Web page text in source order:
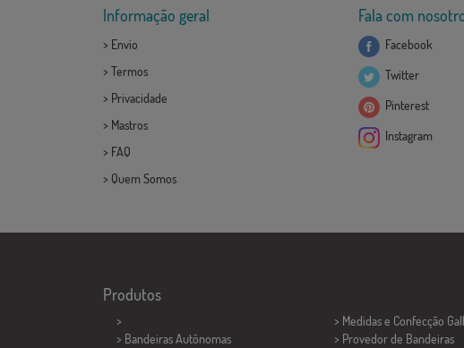
Informação geral
> Envio
> Termos
> Privacidade
> Mastros
> FAQ
> Quem Somos
Fala com
Facebook
Twitter
Pinterest
Instagram
Produtos
>
> Bandeiras Autônomas
> Medidas e Confecção
> Provedor de Bandeiras